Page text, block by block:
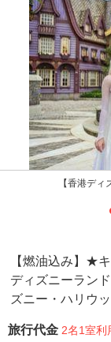
【香港デ
【燃油込み】★
ディズニーラン
ズニー・ハリウ
旅行代金 2名1室利